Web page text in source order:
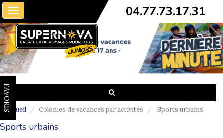
Toggle
navigation
04.77.73.17.31
FAVORIS
Accueil Colonies de vacances par activités Sports urbains
Sports urbains